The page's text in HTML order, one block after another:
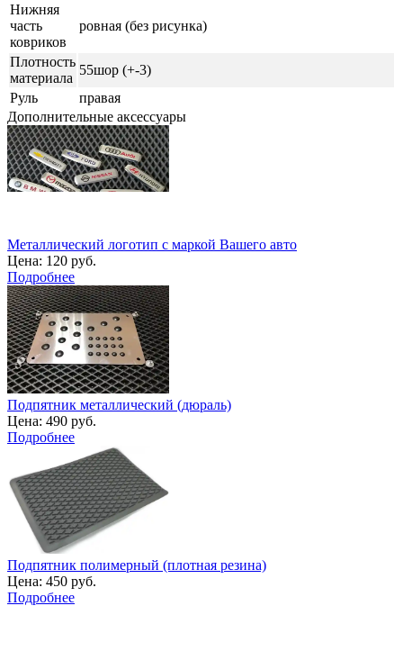
Нижняя
часть
ковриков
ровная (без рисунка)
Плотность
материала
55шор (+-3)
Руль
правая
Дополнительные аксессуары
Металлический логотип с маркой Вашего авто
Цена: 120 руб.
Подробнее
Подпятник металлический (дюраль)
Цена: 490 руб.
Подробнее
Подпятник полимерный (плотная резина)
Цена: 450 руб.
Подробнее